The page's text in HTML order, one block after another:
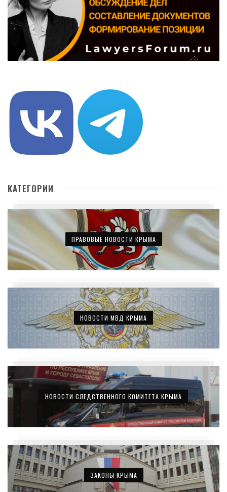
КАТЕГОРИИ
ПРАВОВЫЕ НОВОСТИ КРЫМА
НОВОСТИ МВД КРЫМА
НОВОСТИ СЛЕДСТВЕННОГО КОМИТЕТА КРЫМА
ЗАКОНЫ КРЫМА